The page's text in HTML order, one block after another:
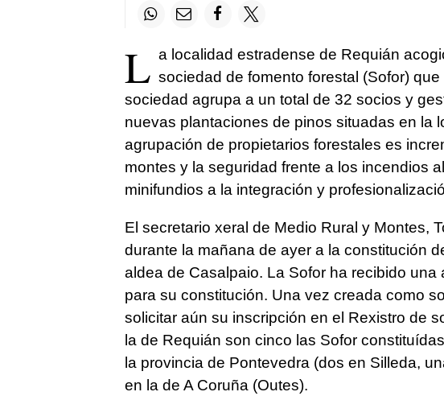
L a localidad estradense de Requián
sociedad de fomento forestal (Sofor)
sociedad agrupa a un total de 32 socios y
nuevas plantaciones de pinos situadas en la
agrupación de propietarios forestales es
montes y la seguridad frente a los incendios
minifundios a la integración y
El secretario xeral de Medio Rural y Montes,
durante la mañana de ayer a la constitución
aldea de Casalpaio. La Sofor ha recibido
para su constitución. Una vez creada como
solicitar aún su inscripción en el Rexistro de
la de Requián son cinco las Sofor
la provincia de Pontevedra (dos en Silleda,
en la de A Coruña (Outes).